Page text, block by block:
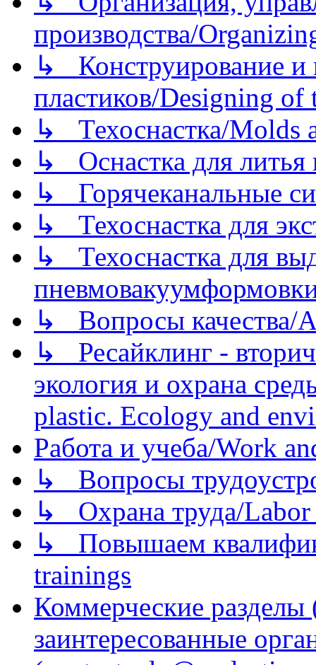
производства/
↳ Конструирование и
пластиков/Designing of
↳ Техоснастка/Molds
↳ Оснастка для литья
↳ Горячеканальные
↳ Техоснастка для
↳ Техоснастка для
↳ Вопросы качества/
↳ Ресайклинг -
экология и охрана
plastic. Ecology and
Работа и учеба/Work
↳ Вопросы
↳ Охрана труда/Labor
↳ Повышаем
trainings
Коммерческие
заинтересованные